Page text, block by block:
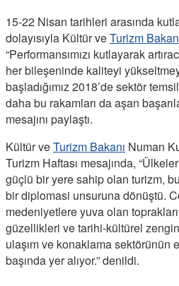
15-22 Nisan tarihleri arasında
dolayısıyla Kültür veTurizm
“Performansımızı kutlayarak
her bileşeninde kaliteyi
başladığımız 2018’de sektör
daha bu rakamları da aşan
mesajını paylaştı.
Kültür veTurizm Bakanı Numan
Turizm Haftası mesajında,
güçlü bir yere sahip olan turizm,
bir diplomasi unsuruna dönüştü.
medeniyetlere yuva olan
güzellikleri ve tarihi-kültürel
ulaşım ve konaklama sektörünün
başında yer alıyor.” denildi.